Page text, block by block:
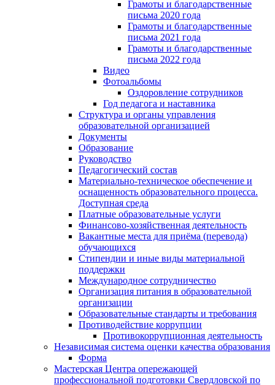
Грамоты и благодарственные
письма 2020 года
Грамоты и благодарственные
письма 2021 года
Грамоты и благодарственные
письма 2022 года
Видео
Фотоальбомы
Оздоровление сотрудников
Год педагога и наставника
Структура и органы управления
образовательной организацией
Документы
Образование
Руководство
Педагогический состав
Материально-техническое обеспечение и
оснащенность образовательного процесса.
Доступная среда
Платные образовательные услуги
Финансово-хозяйственная деятельность
Вакантные места для приёма (перевода)
обучающихся
Стипендии и иные виды материальной
поддержки
Международное сотрудничество
Организация питания в образовательной
организации
Образовательные стандарты и требования
Противодействие коррупции
Противокоррупционная деятельность
Независимая система оценки качества образования
Форма
Мастерская Центра опережающей
профессиональной подготовки Свердловской по